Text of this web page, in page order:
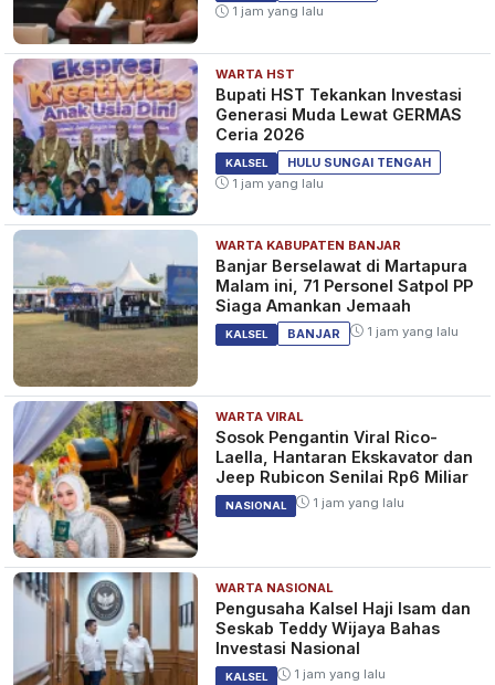
1 jam yang lalu
WARTA HST
Bupati HST Tekankan Investasi
Generasi Muda Lewat GERMAS
Ceria 2026
KALSEL
HULU SUNGAI TENGAH
1 jam yang lalu
WARTA KABUPATEN BANJAR
Banjar Berselawat di Martapura
Malam ini, 71 Personel Satpol PP
Siaga Amankan Jemaah
KALSEL BANJAR 1 jam yang lalu
WARTA VIRAL
Sosok Pengantin Viral Rico-
Laella, Hantaran Ekskavator dan
Jeep Rubicon Senilai Rp6 Miliar
NASIONAL 1 jam yang lalu
WARTA NASIONAL
Pengusaha Kalsel Haji Isam dan
Seskab Teddy Wijaya Bahas
Investasi Nasional
KALSEL 1 jam yang lalu